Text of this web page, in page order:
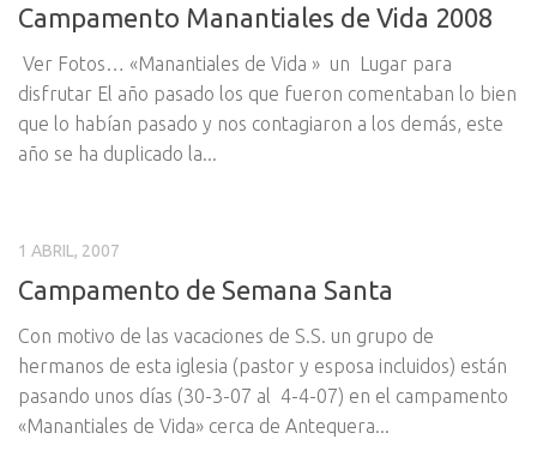
Campamento Manantiales de Vida 2008
Ver Fotos… «Manantiales de Vida » un Lugar para
disfrutar El año pasado los que fueron comentaban lo bien
que lo habían pasado y nos contagiaron a los demás, este
año se ha duplicado la...
1 ABRIL, 2007
Campamento de Semana Santa
Con motivo de las vacaciones de S.S. un grupo de
hermanos de esta iglesia (pastor y esposa incluidos) están
pasando unos días (30-3-07 al 4-4-07) en el campamento
«Manantiales de Vida» cerca de Antequera...